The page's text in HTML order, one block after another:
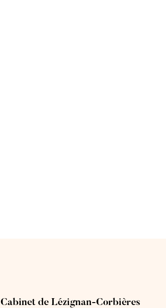
Cabinet de Lézignan-Corbières